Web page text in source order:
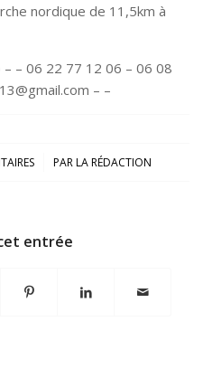
nordique de 11,5km à
– 06 22 77 12 06 – 06 08
– –
PARLA RÉDACTION
entrée